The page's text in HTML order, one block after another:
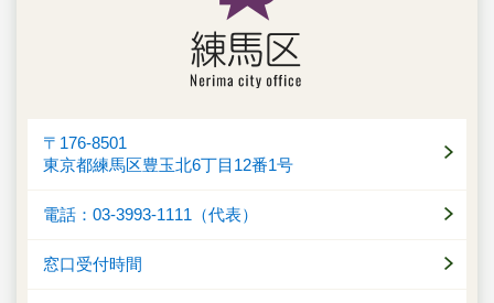
〒176-8501
東京都練馬区豊玉北6丁目12番1号
電話：03-3993-1111（代表）
窓口受付時間